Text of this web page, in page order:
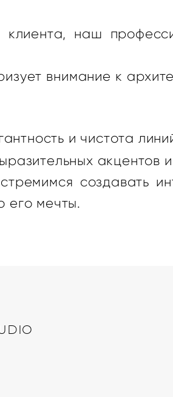
клиента, наш
внимание к
и чистота
акцентов
создавать
его мечты.